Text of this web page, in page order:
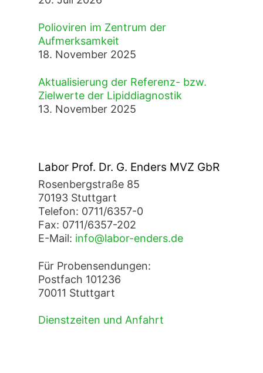
Polioviren im Zentrum der
Aufmerksamkeit
18. November 2025
Aktualisierung der Referenz- bzw.
Zielwerte der Lipiddiagnostik
13. November 2025
Labor Prof. Dr. G. Enders MVZ GbR
Rosenbergstraße 85
70193 Stuttgart
Telefon: 0711/6357-0
Fax: 0711/6357-202
E-Mail: info@labor-enders.de
Für Probensendungen:
Postfach 101236
70011 Stuttgart
Dienstzeiten und Anfahrt